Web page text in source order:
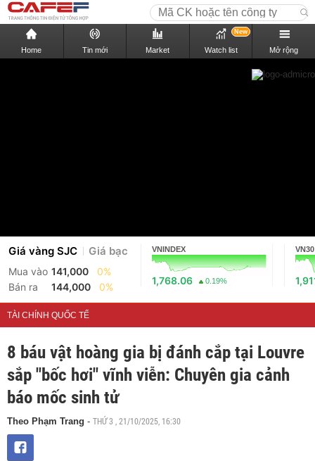
Home Tin mới Market Watch list
New
Mở rộng
Giá vàng SJC Giá bạc
Mua vào 141,000
0%
Bán ra
144,000 0%
VNINDEX
1,768.06 0.19%
VN30
TÀI CHÍNH QUỐC TẾ
8 báu vật hoàng gia bị đánh cắp tại Louvre
sắp "bốc hơi" vĩnh viễn: Chuyên gia cảnh
báo mốc sinh tử
Theo Phạm Trang - THỨ 3 , 21/10/2025, 16:30